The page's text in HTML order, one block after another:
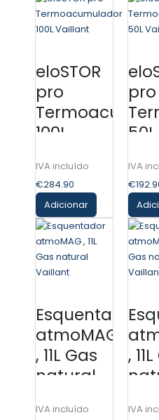
eloSTOR
pro
100L
€284.90
Adicionar
pro
50L
€
Esquentador
atmoMAG
, 11L Gas
natural
,